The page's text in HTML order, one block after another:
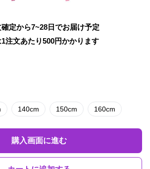
定から7~28日でお届け予定
注文あたり500円かかります
140cm 150cm 160cm
購入画面に進む